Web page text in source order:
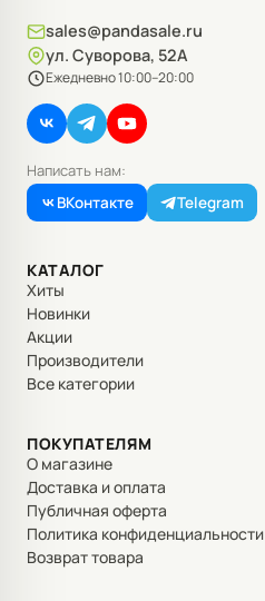
sales@pandasale.ru
ул. Суворова, 52А
Ежедневно 10:00–20:00
Написать нам:
ВКонтакте
Telegram
КАТАЛОГ
Хиты
Новинки
Акции
Производители
Все категории
ПОКУПАТЕЛЯМ
О магазине
Доставка и оплата
Публичная оферта
Политика конфиденциальности
Возврат товара